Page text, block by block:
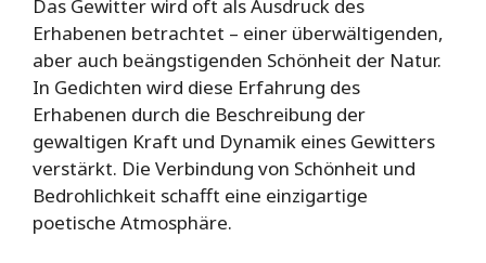
Das Gewitter wird oft als Ausdruck des
Erhabenen betrachtet – einer überwältigenden,
aber auch beängstigenden Schönheit der Natur.
In Gedichten wird diese Erfahrung des
Erhabenen durch die Beschreibung der
gewaltigen Kraft und Dynamik eines Gewitters
verstärkt. Die Verbindung von Schönheit und
Bedrohlichkeit schafft eine einzigartige
poetische Atmosphäre.